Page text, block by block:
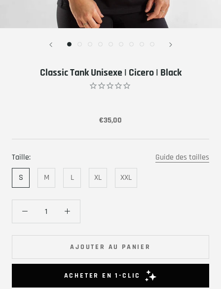
Classic Tank Unisexe | Cicero | Black
€35,00
Taille:
Guide des tailles
S
M L XL XXL
AJOUTER AU PANIER